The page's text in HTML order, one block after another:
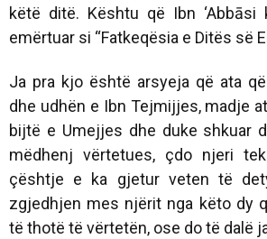
këtë ditë. Kështu që Ibn
emërtuar si “Fatkeqësia e Ditës së
Ja pra kjo është arsyeja që ata
dhe udhën e Ibn Tejmijjes, madje
bijtë e Umejjes dhe duke shkuar
mëdhenj vërtetues, çdo njeri
çështje e ka gjetur veten të
zgjedhjen mes njërit nga këto dy
të thotë të vërtetën, ose do të dalë